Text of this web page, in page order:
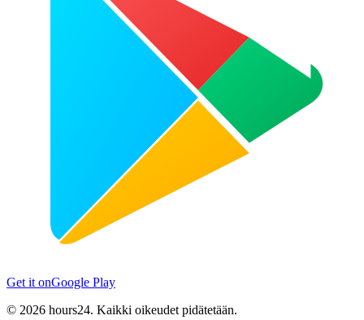
Get it onGoogle Play
© 2026 hours24. Kaikki oikeudet pidätetään.